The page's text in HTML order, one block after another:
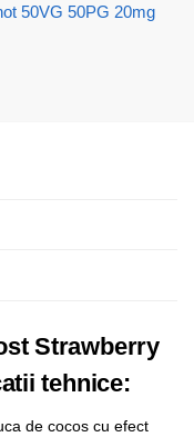
50VG 50PG 20mg
Strawberry
tehnice:
de cocos cu efect